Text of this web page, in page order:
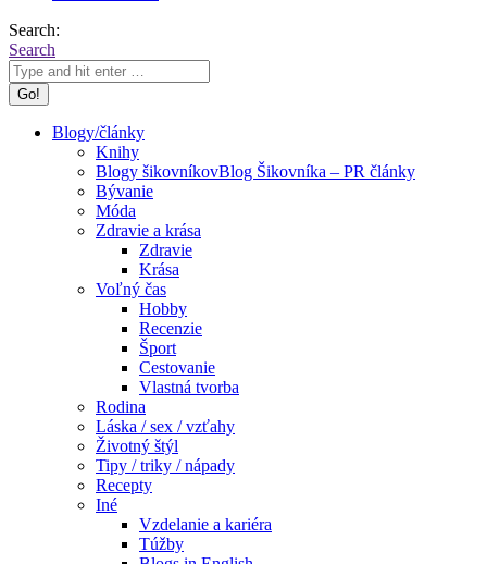
Search:
Search
Blogy/články
Knihy
Blogy šikovníkovBlog Šikovníka – PR články
Bývanie
Móda
Zdravie a krása
Zdravie
Krása
Voľný čas
Hobby
Recenzie
Šport
Cestovanie
Vlastná tvorba
Rodina
Láska / sex / vzťahy
Životný štýl
Tipy / triky / nápady
Recepty
Iné
Vzdelanie a kariéra
Túžby